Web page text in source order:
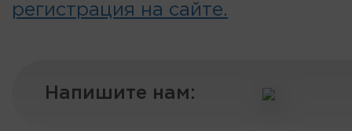
регистрация на сайте.
Напишите нам: